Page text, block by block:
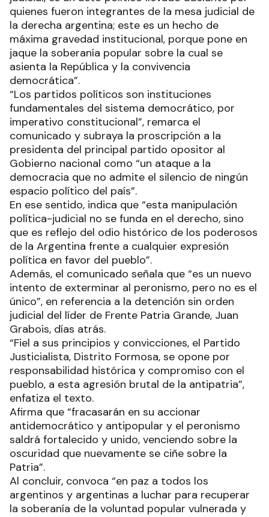
quienes fueron integrantes de la mesa judicial de
la derecha argentina; este es un hecho de
máxima gravedad institucional, porque pone en
jaque la soberanía popular sobre la cual se
asienta la República y la convivencia
democrática”.
“Los partidos políticos son instituciones
fundamentales del sistema democrático, por
imperativo constitucional”, remarca el
comunicado y subraya la proscripción a la
presidenta del principal partido opositor al
Gobierno nacional como “un ataque a la
democracia que no admite el silencio de ningún
espacio político del país”.
En ese sentido, indica que “esta manipulación
política-judicial no se funda en el derecho, sino
que es reflejo del odio histórico de los poderosos
de la Argentina frente a cualquier expresión
política en favor del pueblo”.
Además, el comunicado señala que “es un nuevo
intento de exterminar al peronismo, pero no es el
único”, en referencia a la detención sin orden
judicial del líder de Frente Patria Grande, Juan
Grabois, días atrás.
“Fiel a sus principios y convicciones, el Partido
Justicialista, Distrito Formosa, se opone por
responsabilidad histórica y compromiso con el
pueblo, a esta agresión brutal de la antipatria”,
enfatiza el texto.
Afirma que “fracasarán en su accionar
antidemocrático y antipopular y el peronismo
saldrá fortalecido y unido, venciendo sobre la
oscuridad que nuevamente se ciñe sobre la
Patria”.
Al concluir, convoca “en paz a todos los
argentinos y argentinas a luchar para recuperar
la soberanía de la voluntad popular vulnerada y